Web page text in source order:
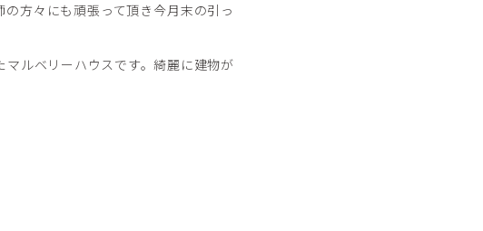
方々にも頑張って頂き今月末の引っ
ルベリーハウスです。綺麗に建物が